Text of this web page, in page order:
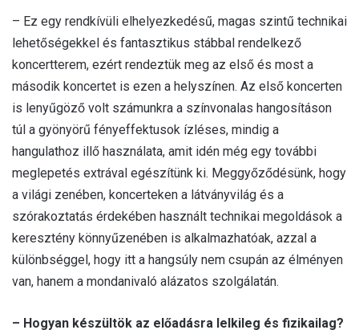
– Ez egy rendkívüli elhelyezkedésű, magas szintű technikai
lehetőségekkel és fantasztikus stábbal rendelkező
koncertterem, ezért rendeztük meg az első és most a
második koncertet is ezen a helyszínen. Az első koncerten
is lenyűgöző volt számunkra a színvonalas hangosításon
túl a gyönyörű fényeffektusok ízléses, mindig a
hangulathoz illő használata, amit idén még egy további
meglepetés extrával egészítünk ki. Meggyőződésünk, hogy
a világi zenében, koncerteken a látványvilág és a
szórakoztatás érdekében használt technikai megoldások a
keresztény könnyűzenében is alkalmazhatóak, azzal a
különbséggel, hogy itt a hangsúly nem csupán az élményen
van, hanem a mondanivaló alázatos szolgálatán.
– Hogyan készültök az előadásra lelkileg és fizikailag?